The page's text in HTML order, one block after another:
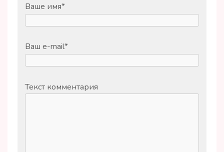
Ваше имя*
Ваш e-mail*
Текст комментария